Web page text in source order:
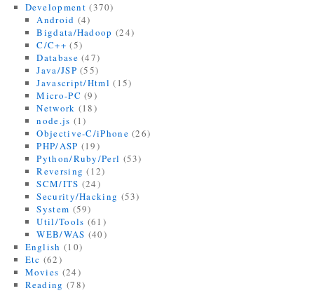
Development (370)
Android (4)
Bigdata/Hadoop (24)
C/C++ (5)
Database (47)
Java/JSP (55)
Javascript/Html (15)
Micro-PC (9)
Network (18)
node.js (1)
Objective-C/iPhone (26)
PHP/ASP (19)
Python/Ruby/Perl (53)
Reversing (12)
SCM/ITS (24)
Security/Hacking (53)
System (59)
Util/Tools (61)
WEB/WAS (40)
English (10)
Etc (62)
Movies (24)
Reading (78)